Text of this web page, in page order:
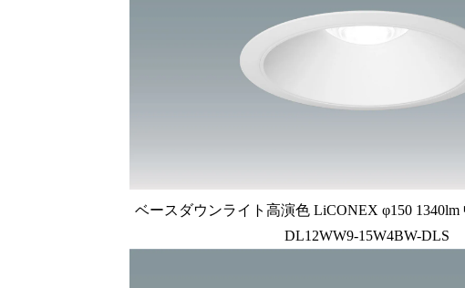
ベースダウンライト高演色 LiCONEX φ150 1340lm
DL12WW9-15W4BW-DLS